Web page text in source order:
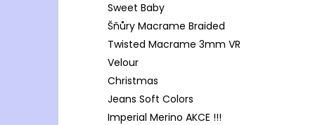
Sweet Baby
Šňůry Macrame Braided
Twisted Macrame 3mm VR
Velour
Christmas
Jeans Soft Colors
Imperial Merino AKCE !!!